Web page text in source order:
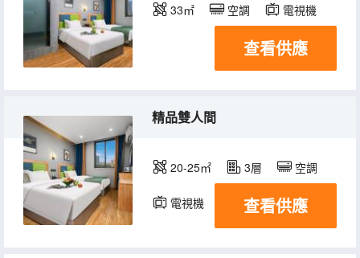
33㎡ 空調 電視機
查看供應
精品雙人間
20-25㎡ 3層 空調
電視機 查看供應